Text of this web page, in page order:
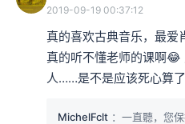
2019-09-19 00:37:12
真的喜欢古典音乐，最爱
真的听不懂老师的课啊😂
人……是不是应该死心算
MichelFclt ：一直聽，您